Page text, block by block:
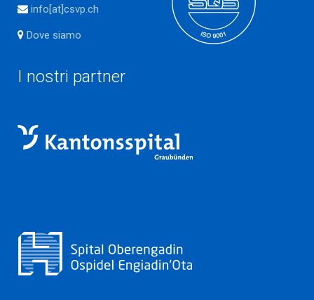
info[at]csvp.ch
Dove siamo
I nostri partner